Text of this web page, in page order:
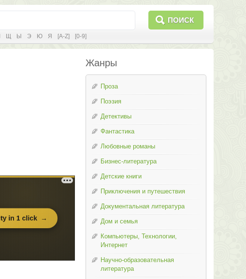
ПОИСК
Щ Ы Э Ю Я [A-Z] [0-9]
Жанры
Проза
Поэзия
Детективы
Фантастика
Любовные романы
Бизнес-литература
Детские книги
Приключения и путешествия
Документальная литература
Дом и семья
Компьютеры, Технологии,
Интернет
Научно-образовательная
литература